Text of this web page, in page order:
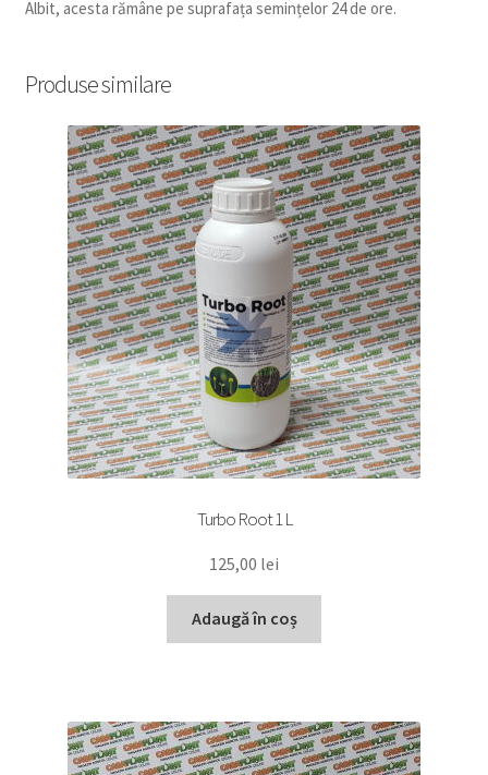
Albit, acesta rămâne pe suprafața semințelor 24 de ore.
Produse similare
Turbo Root 1 L
125,00 lei
Adaugă în coș